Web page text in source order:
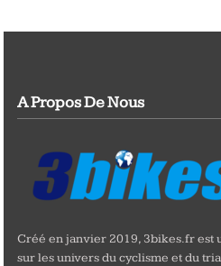
A Propos De Nous
Créé en janvier 2019, 3bikes.fr est
sur les univers du cyclisme et du